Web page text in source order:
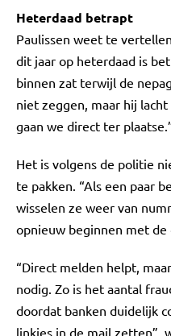
Heterdaad betrapt
Paulissen weet te
dit jaar op heterdaad is
binnen zat terwijl de
niet zeggen, maar hij
gaan we direct ter
Het is volgens de politie
te pakken. “Als een paar
wisselen ze weer van
opnieuw beginnen met de
“Direct melden helpt,
nodig. Zo is het aantal
doordat banken duidelijk
linkjes in de mail zetten”,